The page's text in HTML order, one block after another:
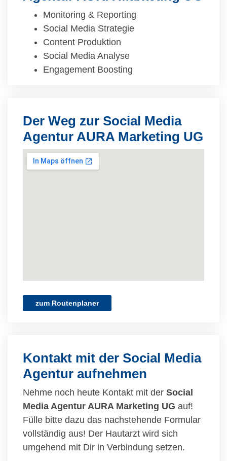
Monitoring & Reporting
Social Media Strategie
Content Produktion
Social Media Analyse
Engagement Boosting
Der Weg zur Social Media
Agentur AURA Marketing UG
zum Routenplaner
Kontakt mit der Social Media
Agentur aufnehmen
Nehme noch heute Kontakt mit der Social
Media Agentur AURA Marketing UG auf!
Fülle bitte dazu das nachstehende Formular
vollständig aus! Der Hautarzt wird sich
umgehend mit Dir in Verbindung setzen.